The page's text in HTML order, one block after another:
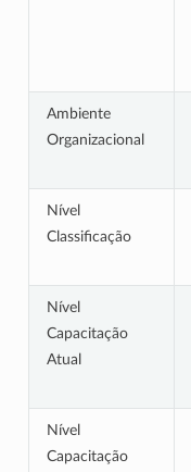
Ambiente
Organizacional
Nível
Classificação
Nível
Capacitação
Atual
Nível
Capacitação